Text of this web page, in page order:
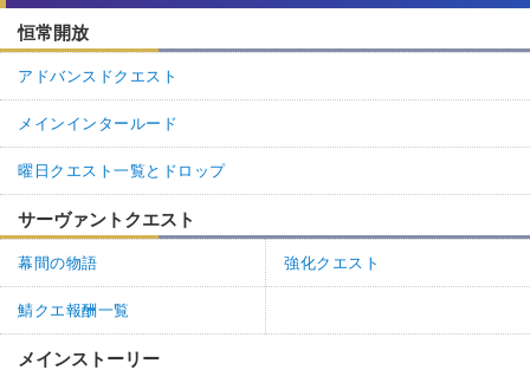
恒常開放
アドバンスドクエスト
メインインタールード
曜日クエスト一覧とドロップ
サーヴァントクエスト
幕間の物語 強化クエスト
鯖クエ報酬一覧
メインストーリー